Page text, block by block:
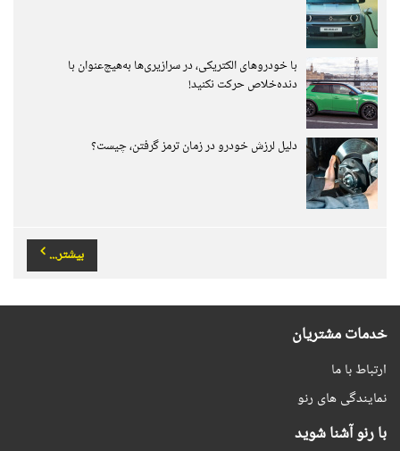
با خودروهای الکتریکی، در سرازیری‌ها به‌هیچ‌عنوان با
دنده‌خلاص حرکت نکنید!
دلیل لرزش خودرو در زمان ترمز گرفتن، چیست؟
بیشتر...
خدمات مشتریان
ارتباط با ما
نمایندگی های رنو
با رنو آشنا شوید